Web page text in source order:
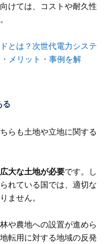
けては、コストや耐久性
とは？次世代電力システ
メリット・事例を解
る
らも土地や立地に関する
広大な土地が必要です。し
れている国では、適切な
ません。
や農地への設置が進めら
転用に対する地域の反発